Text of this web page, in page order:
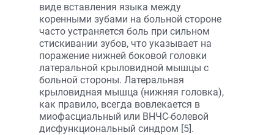
виде вставления языка между
коренными зубами на больной стороне
часто устраняется боль при сильном
стискивании зубов, что указывает на
поражение нижней боковой головки
латеральной крыловидной мышцы с
больной стороны. Латеральная
крыловидная мышца (нижняя головка),
как правило, всегда вовлекается в
миофасциальный или ВНЧС-болевой
дисфункциональный синдром [5].